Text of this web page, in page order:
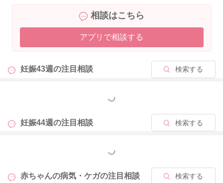
また健診の際にご確認なさってみてください。
どうぞよろしくお願いします。
相談はこちら
アプリで相談する
妊娠43週の注目相談 検索する
もっと見る
妊娠44週の注目相談 検索する
もっと見る
赤ちゃんの病気・ケガの注目相談 検索する